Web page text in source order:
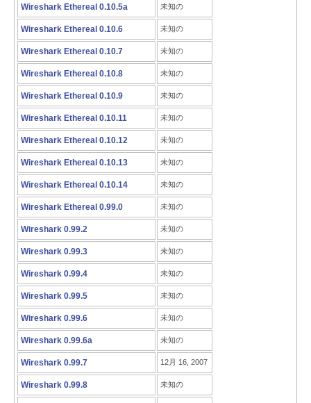
Wireshark Ethereal 0.10.5a 未知の
Wireshark Ethereal 0.10.6 未知の
Wireshark Ethereal 0.10.7 未知の
Wireshark Ethereal 0.10.8 未知の
Wireshark Ethereal 0.10.9 未知の
Wireshark Ethereal 0.10.11 未知の
Wireshark Ethereal 0.10.12 未知の
Wireshark Ethereal 0.10.13 未知の
Wireshark Ethereal 0.10.14 未知の
Wireshark Ethereal 0.99.0 未知の
Wireshark 0.99.2 未知の
Wireshark 0.99.3 未知の
Wireshark 0.99.4 未知の
Wireshark 0.99.5 未知の
Wireshark 0.99.6 未知の
Wireshark 0.99.6a 未知の
Wireshark 0.99.7 12月 16, 2007
Wireshark 0.99.8 未知の